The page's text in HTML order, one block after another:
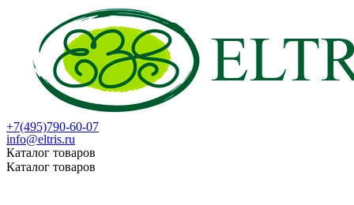
+7(495)790-60-07
info@eltris.ru
Каталог товаров
Каталог товаров